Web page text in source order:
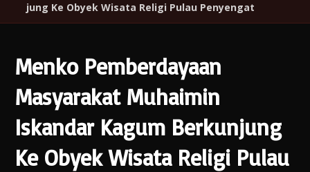
jung Ke Obyek Wisata Religi Pulau Penyengat
Menko Pemberdayaan
Masyarakat Muhaimin
Iskandar Kagum Berkunjung
Ke Obyek Wisata Religi Pulau